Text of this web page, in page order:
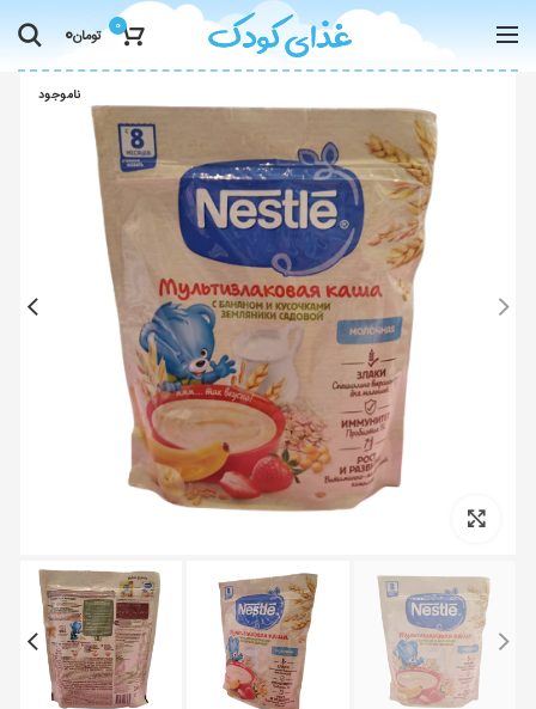
0 تومان0
ناموجود
Click to enlarge